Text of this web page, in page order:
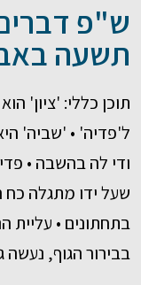
ש"פ
תשעה
תוכן כללי: 'ציון'
ל'פדיה' • 'שביה'
ודי לה בהשבה •
שעל ידו מתגלה כח
בתחתונים •
בבירור הגוף, נעשה